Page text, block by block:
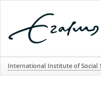
International Institute of Social